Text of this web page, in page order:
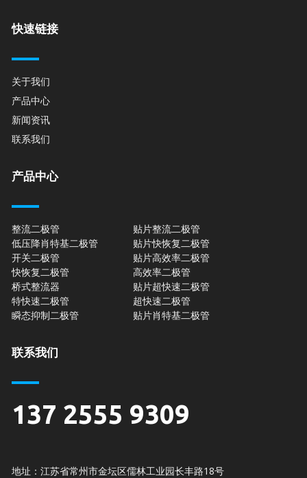
快速链接
关于我们
产品中心
新闻资讯
联系我们
产品中心
整流二极管
低压降肖特基二极管
开关二极管
快恢复二极管
桥式整流器
特快速二极管
瞬态抑制二极管
贴片整流二极管
贴片快恢复二极管
贴片高效率二极管
高效率二极管
贴片超快速二极管
超快速二极管
贴片肖特基二极管
联系我们
137 2555 9309
地址：江苏省常州市金坛区儒林工业园长丰路18号